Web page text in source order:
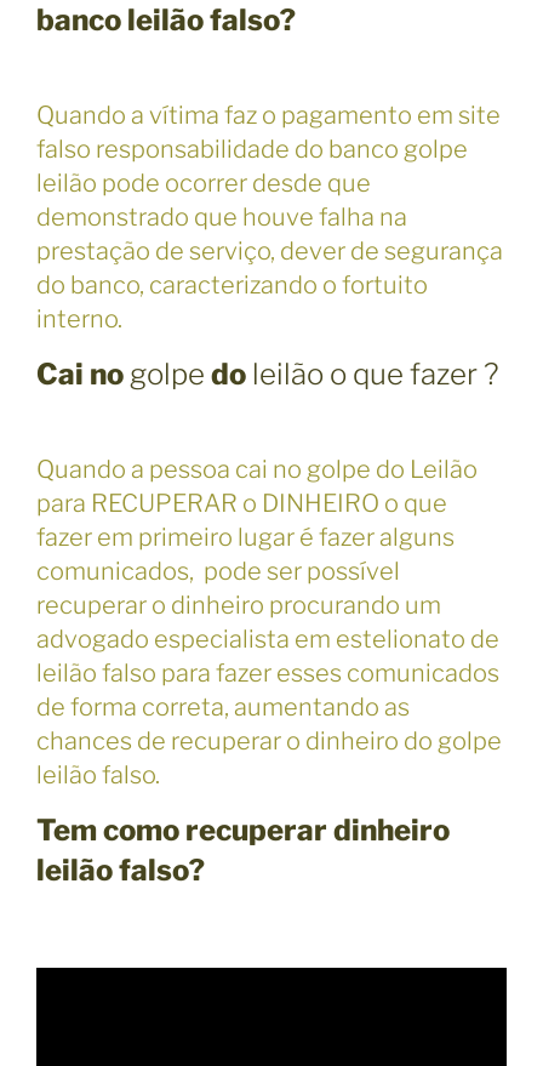
banco leilão falso?
Quando a vítima faz o pagamento em site
falso responsabilidade do banco golpe
leilão pode ocorrer desde que
demonstrado que houve falha na
prestação de serviço, dever de segurança
do banco, caracterizando o fortuito
interno.
Cai no golpe do leilão o que fazer ?
Quando a pessoa cai no golpe do Leilão
para RECUPERAR o DINHEIRO o que
fazer em primeiro lugar é fazer alguns
comunicados, pode ser possível
recuperar o dinheiro procurando um
advogado especialista em estelionato de
leilão falso para fazer esses comunicados
de forma correta, aumentando as
chances de recuperar o dinheiro do golpe
leilão falso.
Tem como recuperar dinheiro
leilão falso?